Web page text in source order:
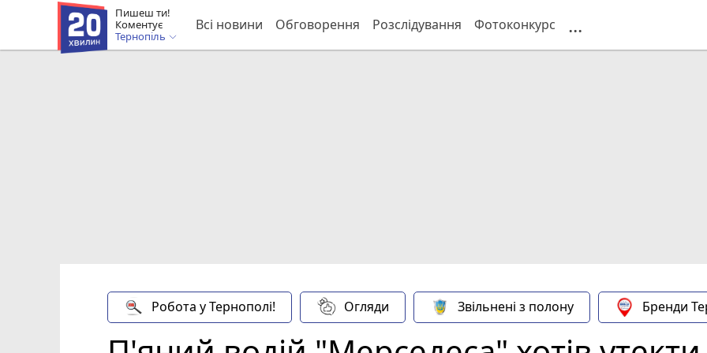
Пишеш ти!
Коментує
Тернопіль
Всі новини Обговорення Розслідування Фотоконкурс ...
Робота у Тернополі! Огляди Звільнені з полону Бренди